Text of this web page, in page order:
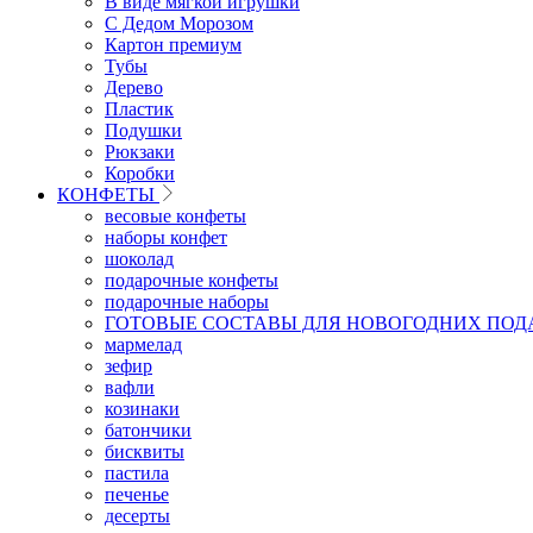
С Дедом Морозом
Картон премиум
Тубы
Дерево
Пластик
Подушки
Рюкзаки
Коробки
КОНФЕТЫ
весовые конфеты
наборы конфет
шоколад
подарочные конфеты
подарочные наборы
ГОТОВЫЕ СОСТАВЫ ДЛЯ НОВОГОДНИХ
мармелад
зефир
вафли
козинаки
батончики
бисквиты
пастила
печенье
десерты